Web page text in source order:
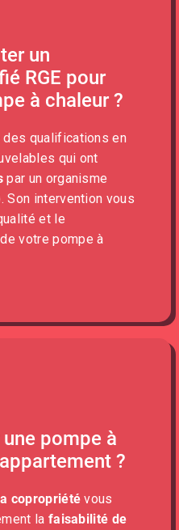
un
RGE pour
à chaleur ?
des qualifications en
qui ont
par un organisme
Son intervention vous
et le
votre pompe à
pompe à
?
copropriété vous
la faisabilité de